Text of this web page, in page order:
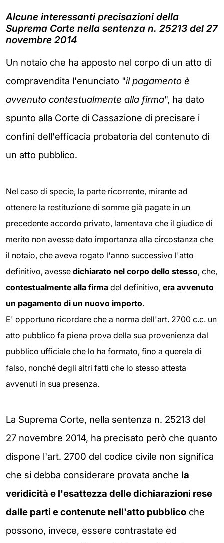
Alcune interessanti precisazioni della
Suprema Corte nella sentenza n. 25213 del 27
novembre 2014
Un notaio che ha apposto nel corpo di un atto di
compravendita l'enunciato "il pagamento è
avvenuto contestualmente alla firma", ha dato
spunto alla Corte di Cassazione di precisare i
confini dell'efficacia probatoria del contenuto di
un atto pubblico.
Nel caso di specie, la parte ricorrente, mirante ad
ottenere la restituzione di somme già pagate in un
precedente accordo privato, lamentava che il giudice di
merito non avesse dato importanza alla circostanza che
il notaio, che aveva rogato l'anno successivo l'atto
definitivo, avesse dichiarato nel corpo dello stesso, che,
contestualmente alla firma del definitivo, era avvenuto
un pagamento di un nuovo importo.
E' opportuno ricordare che a norma dell'art. 2700 c.c. un
atto pubblico fa piena prova della sua provenienza dal
pubblico ufficiale che lo ha formato, fino a querela di
falso, nonché degli altri fatti che lo stesso attesta
avvenuti in sua presenza.
La Suprema Corte, nella sentenza n. 25213 del
27 novembre 2014, ha precisato però che quanto
dispone l'art. 2700 del codice civile non significa
che si debba considerare provata anche la
veridicità e l'esattezza delle dichiarazioni rese
dalle parti e contenute nell'atto pubblico che
possono, invece, essere contrastate ed